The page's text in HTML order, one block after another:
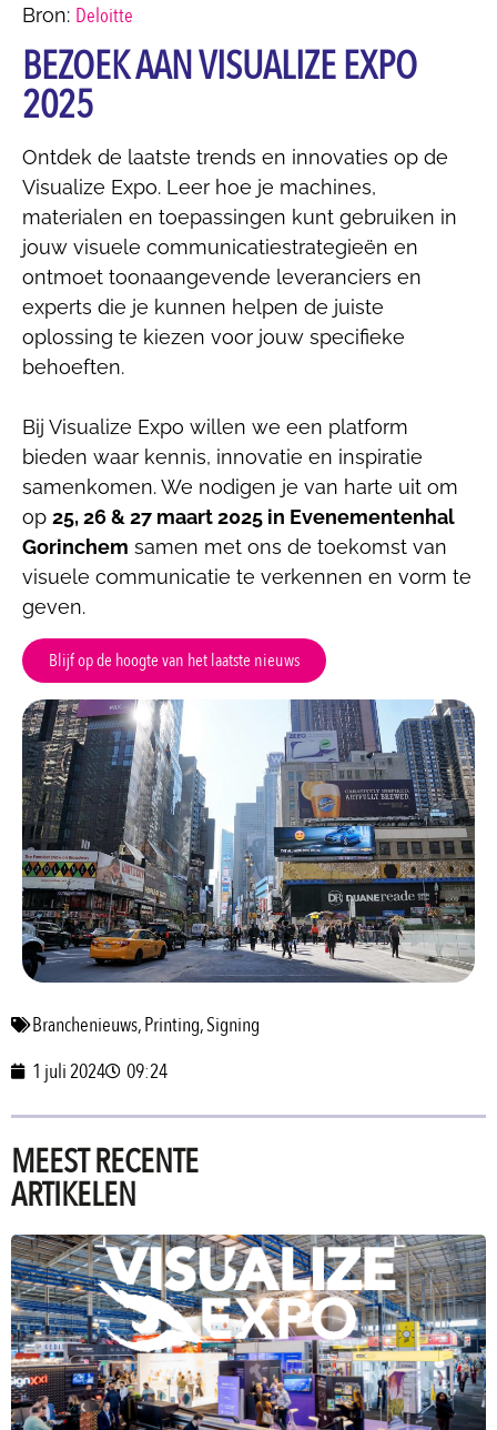
Bron: Deloitte
BEZOEK AAN VISUALIZE EXPO
2025
Ontdek de laatste trends en innovaties op de
Visualize Expo. Leer hoe je machines,
materialen en toepassingen kunt gebruiken in
jouw visuele communicatiestrategieën en
ontmoet toonaangevende leveranciers en
experts die je kunnen helpen de juiste
oplossing te kiezen voor jouw specifieke
behoeften.
Bij Visualize Expo willen we een platform
bieden waar kennis, innovatie en inspiratie
samenkomen. We nodigen je van harte uit om
op 25, 26 & 27 maart 2025 in Evenementenhal
Gorinchem samen met ons de toekomst van
visuele communicatie te verkennen en vorm te
geven.
Blijf op de hoogte van het laatste nieuws
Branchenieuws,Printing,Signing
1 juli 2024
09:24
MEEST RECENTE
ARTIKELEN